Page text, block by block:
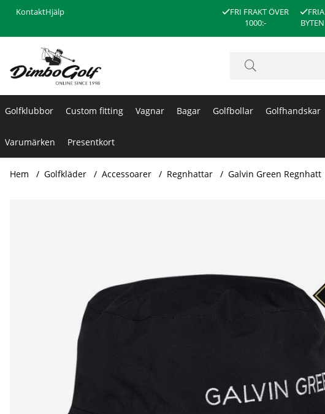
KontaktHjälp
FRI FRAKT ÖVER
1000:-
FRIA
BYTEN
Golfklubbor Custom fitting Vagnar Bagar Golfbollar Golfhandskar
Varumärken Presentkort
Hem Golfkläder Accessoarer Regnhattar Galvin Green Regnhatt